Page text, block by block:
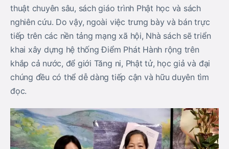
thuật chuyên sâu, sách giáo trình Phật học và sách
nghiên cứu. Do vậy, ngoài việc trưng bày và bán trực
tiếp trên các nền tảng mạng xã hội, Nhà sách sẽ triển
khai xây dựng hệ thống Điểm Phát Hành rộng trên
khắp cả nước, để giới Tăng ni, Phật tử, học giả và đại
chúng đều có thể dễ dàng tiếp cận và hữu duyên tìm
đọc.